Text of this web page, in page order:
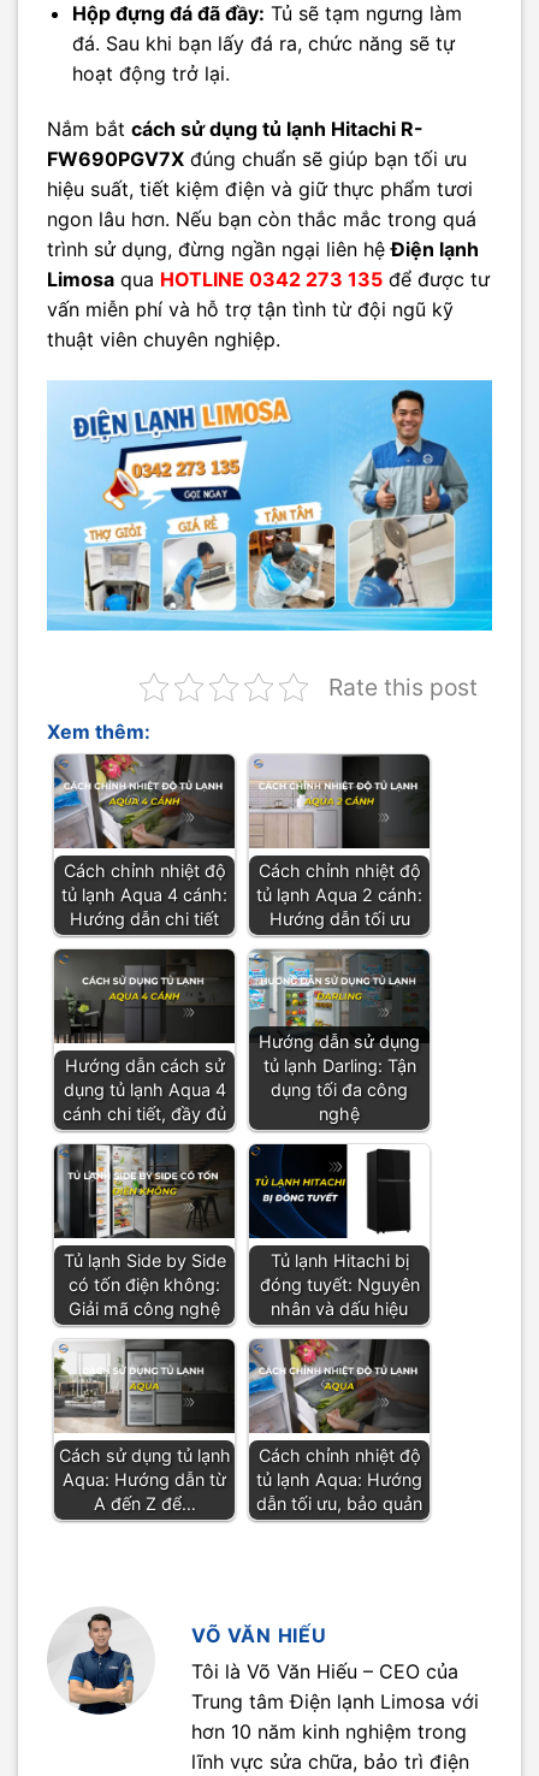
Hộp đựng đá đã đầy: Tủ sẽ tạm ngưng làm
đá. Sau khi bạn lấy đá ra, chức năng sẽ tự
hoạt động trở lại.
Nắm bắt cách sử dụng tủ lạnh Hitachi R-
FW690PGV7X đúng chuẩn sẽ giúp bạn tối ưu
hiệu suất, tiết kiệm điện và giữ thực phẩm tươi
ngon lâu hơn. Nếu bạn còn thắc mắc trong quá
trình sử dụng, đừng ngần ngại liên hệĐiện lạnh
Limosa qua HOTLINE 0342 273 135 để được tư
vấn miễn phí và hỗ trợ tận tình từ đội ngũ kỹ
thuật viên chuyên nghiệp.
Rate this post
Xem thêm:
Cách chỉnh nhiệt độ
tủ lạnh Aqua 4 cánh:
Hướng dẫn chi tiết
Cách chỉnh nhiệt độ
tủ lạnh Aqua 2 cánh:
Hướng dẫn tối ưu
Hướng dẫn cách sử
dụng tủ lạnh Aqua 4
cánh chi tiết, đầy đủ
Hướng dẫn sử dụng
tủ lạnh Darling: Tận
dụng tối đa công
nghệ
Tủ lạnh Side by Side
có tốn điện không:
Giải mã công nghệ
Tủ lạnh Hitachi bị
đóng tuyết: Nguyên
nhân và dấu hiệu
Cách sử dụng tủ lạnh
Aqua: Hướng dẫn từ
A đến Z để…
Cách chỉnh nhiệt độ
tủ lạnh Aqua: Hướng
dẫn tối ưu, bảo quản
VÕ VĂN HIẾU
Tôi là Võ Văn Hiếu – CEO của
Trung tâm Điện lạnh Limosa với
hơn 10 năm kinh nghiệm trong
lĩnh vực sửa chữa, bảo trì điện